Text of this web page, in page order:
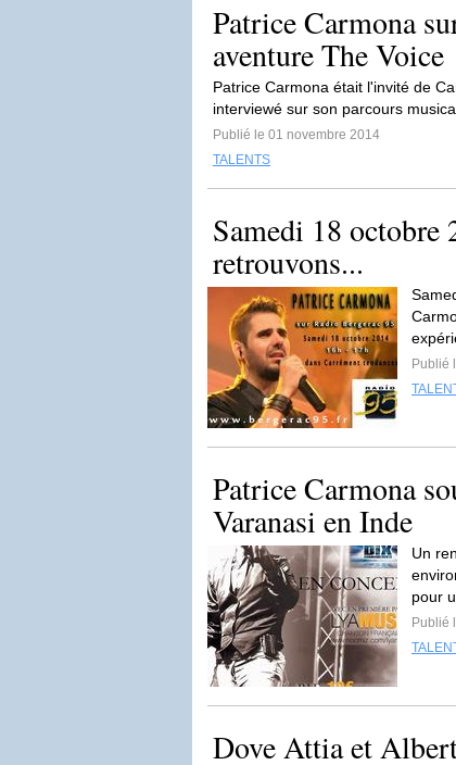
Patrice Carmona
aventure The Voice
Patrice Carmona était l'invité de
interviewé sur son parcours
Publié le 01 novembre 2014
TALENTS
Samedi 18 octobre
retrouvons...
Publié
Patrice Carmona
Varanasi en Inde
Un
pour
Publié
Dove Attia et